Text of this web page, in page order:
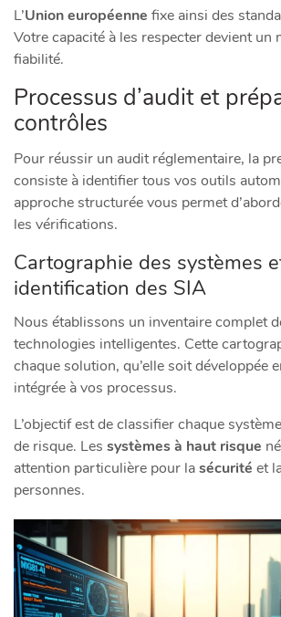
L’Union européenne fixe ainsi des
Votre capacité à les respecter devient un
fiabilité.
Processus d’audit et
contrôles
Pour réussir un audit réglementaire, la
consiste à identifier tous vos outils
approche structurée vous permet
les vérifications.
Cartographie des systèmes
identification des SIA
Nous établissons un inventaire complet
technologies intelligentes. Cette
chaque solution, qu’elle soit développée
intégrée à vos processus.
L’objectif est de classifier chaque
de risque. Les systèmes à haut risque
attention particulière pour lasécurité et
personnes.